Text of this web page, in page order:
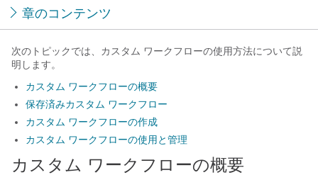
章のコンテンツ
次のトピックでは、カスタム ワークフローの使用方法について説
明します。
カスタム ワークフローの概要
保存済みカスタム ワークフロー
カスタム ワークフローの作成
カスタム ワークフローの使用と管理
カスタム ワークフローの概要